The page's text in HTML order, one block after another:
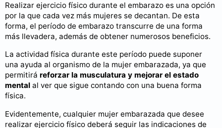
Realizar ejercicio físico durante el embarazo es una opción
por la que cada vez más mujeres se decantan. De esta
forma, el período de embarazo transcurre de una forma
más llevadera, además de obtener numerosos beneficios.
La actividad física durante este período puede suponer
una ayuda al organismo de la mujer embarazada, ya que
permitirá reforzar la musculatura y mejorar el estado
mental al ver que sigue contando con una buena forma
física.
Evidentemente, cualquier mujer embarazada que desee
realizar ejercicio físico deberá seguir las indicaciones de